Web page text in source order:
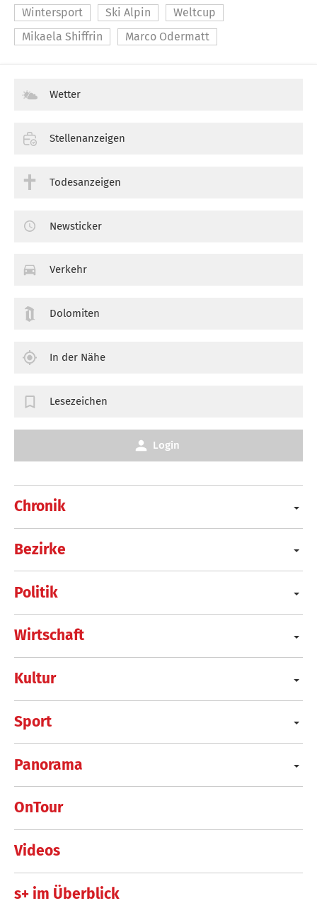
Wintersport
Ski Alpin
Weltcup
Mikaela Shiffrin
Marco Odermatt
Chronik
Bezirke
Politik
Wirtschaft
Kultur
Sport
Panorama
OnTour
Videos
s+ im Überblick
Wetter
Stellenanzeigen
Todesanzeigen
Newsticker
Verkehr
Dolomiten
In der Nähe
Lesezeichen
Login